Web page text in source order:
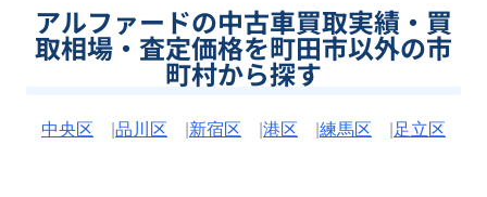
アルファードの中古車買取実績・買
取相場・査定価格を町田市以外の市
町村から探す
中央区 品川区 新宿区 港区 練馬区 足立区